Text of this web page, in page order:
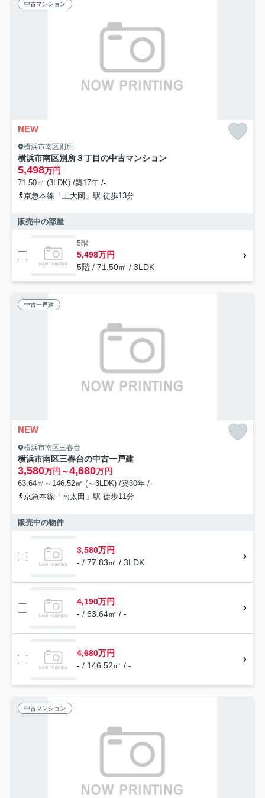
中古マンション
NEW
横浜市南区別所
横浜市南区別所３丁目の中古マンション
5,498万円
71.50㎡ (3LDK) /築17年 /-
京急本線「上大岡」駅 徒歩13分
販売中の部屋
5階
5,498万円
5階 / 71.50㎡ / 3LDK
中古一戸建
NEW
横浜市南区三春台
横浜市南区三春台の中古一戸建
3,580万円～4,680万円
63.64㎡～146.52㎡ (～3LDK) /築30年 /-
京急本線「南太田」駅 徒歩11分
販売中の物件
3,580万円
- / 77.83㎡ / 3LDK
4,190万円
- / 63.64㎡ / -
4,680万円
- / 146.52㎡ / -
中古マンション